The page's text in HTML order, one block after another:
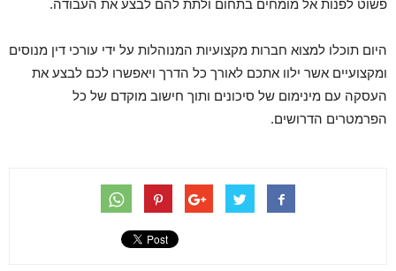
פשוט לפנות אל מומחים בתחום ולתת להם לבצע את העבודה.
היום תוכלו למצוא חברות מקצועיות המנוהלות על ידי עורכי דין מנוסים
ומקצועיים אשר ילוו אתכם לאורך כל הדרך ויאפשרו לכם לבצע את
העסקה עם מינימום של סיכונים ותוך חישוב מוקדם של כל
הפרמטרים הדרושים.